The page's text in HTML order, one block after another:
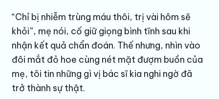
“Chỉ bị nhiễm trùng máu thôi, trị vài hôm sẽ
khỏi”, mẹ nói, cố giữ giọng bình tĩnh sau khi
nhận kết quả chẩn đoán. Thế nhưng, nhìn vào
đôi mắt đỏ hoe cùng nét mặt đượm buồn của
mẹ, tôi tin những gì vị bác sĩ kia nghi ngờ đã
trở thành sự thật.